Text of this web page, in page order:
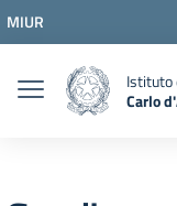
Vai al menu di
Vai al footer
MIUR
Istituto
Carlo